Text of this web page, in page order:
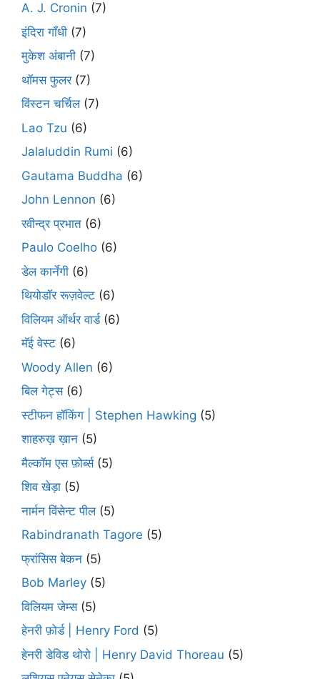
A. J. Cronin (7)
इंदिरा गाँधी (7)
मुकेश अंबानी (7)
थॉमस फुलर(7)
विंस्टन चर्चिल(7)
Lao Tzu (6)
Jalaluddin Rumi (6)
Gautama Buddha (6)
John Lennon (6)
रवीन्द्र प्रभात (6)
Paulo Coelho (6)
डेल कार्नेगी (6)
थियोडॉर रूज़वेल्ट (6)
विलियम ऑर्थर वार्ड(6)
मॅई वेस्ट (6)
Woody Allen (6)
बिल गेट्स(6)
स्टीफन हॉकिंग | Stephen Hawking (5)
शाहरुख़ ख़ान (5)
मैल्कॉम एस फ़ोर्ब्स(5)
शिव खेड़ा (5)
नार्मन विंसेन्ट पील(5)
Rabindranath Tagore (5)
फ्रांसिस बेकन (5)
Bob Marley (5)
विलियम जेम्स(5)
हेनरी फ़ोर्ड | Henry Ford (5)
हेनरी डेविड थोरो | Henry David Thoreau (5)